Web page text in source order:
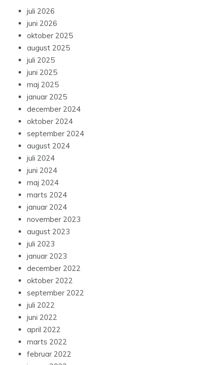
juli 2026
juni 2026
oktober 2025
august 2025
juli 2025
juni 2025
maj 2025
januar 2025
december 2024
oktober 2024
september 2024
august 2024
juli 2024
juni 2024
maj 2024
marts 2024
januar 2024
november 2023
august 2023
juli 2023
januar 2023
december 2022
oktober 2022
september 2022
juli 2022
juni 2022
april 2022
marts 2022
februar 2022